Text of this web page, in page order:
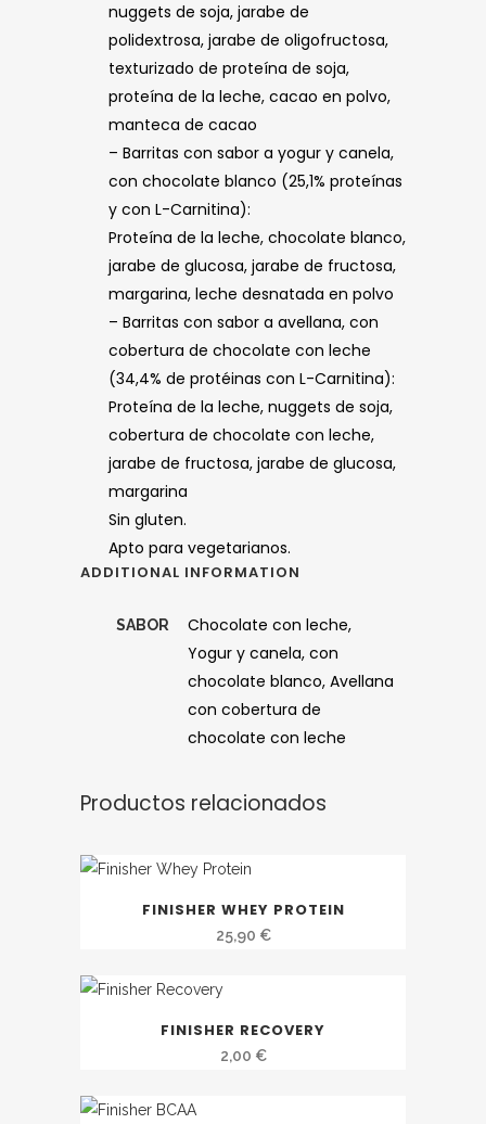
nuggets de soja, jarabe de
polidextrosa, jarabe de oligofructosa,
texturizado de proteína de soja,
proteína de la leche, cacao en polvo,
manteca de cacao
– Barritas con sabor a yogur y canela,
con chocolate blanco (25,1% proteínas
y con L-Carnitina):
Proteína de la leche, chocolate blanco,
jarabe de glucosa, jarabe de fructosa,
margarina, leche desnatada en polvo
– Barritas con sabor a avellana, con
cobertura de chocolate con leche
(34,4% de protéinas con L-Carnitina):
Proteína de la leche, nuggets de soja,
cobertura de chocolate con leche,
jarabe de fructosa, jarabe de glucosa,
margarina
Sin gluten.
Apto para vegetarianos.
ADDITIONAL INFORMATION
SABOR
Chocolate con leche,
Yogur y canela, con
chocolate blanco, Avellana
con cobertura de
chocolate con leche
Productos relacionados
FINISHER WHEY PROTEIN
25,90 €
FINISHER RECOVERY
2,00 €